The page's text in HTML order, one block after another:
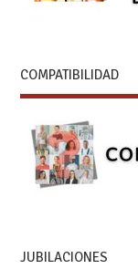
COMPATIBILIDAD
JUBILACIONES